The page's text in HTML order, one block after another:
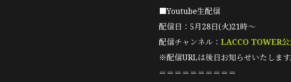
■Youtube生配信
配信日：5月28日(火)21時〜
配信チャンネル： LACCO TOWER
※配信URLは後日お知らせいたします
＝＝＝＝＝＝＝＝＝＝